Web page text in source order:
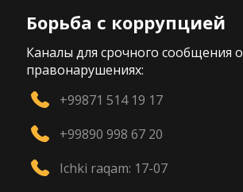
Борьба с коррупцией
Каналы для срочного сообщения о
правонарушениях:
+99871 514 19 17
+99890 998 67 20
Ichki raqam: 17-07